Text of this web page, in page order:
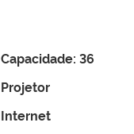
Capacidade: 36
Projetor
Internet